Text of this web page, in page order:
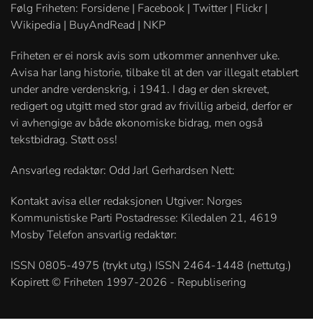
Følg Friheten: Forsidene | Facebook | Twitter | Flickr |
Wikipedia | BuyAndRead | NKP
Friheten er ei norsk avis som utkommer annenhver uke.
Avisa har lang historie, tilbake til at den var illegalt etablert
under andre verdenskrig, i 1941. I dag er den skrevet,
redigert og utgitt med stor grad av frivillig arbeid, derfor er
vi avhengige av både økonomiske bidrag, men også
tekstbidrag. Støtt oss!
Ansvarleg redaktør: Odd Jarl Gerhardsen Nett:
Kontakt avisa eller redaksjonen Utgiver: Norges
Kommunistiske Parti Postadresse: Kiledalen 21, 4619
Mosby Telefon ansvarlig redaktør:
ISSN 0805-4975 (trykt utg.) ISSN 2464-1448 (nettutg.)
Kopirett © Friheten 1997-2026 - Republisering